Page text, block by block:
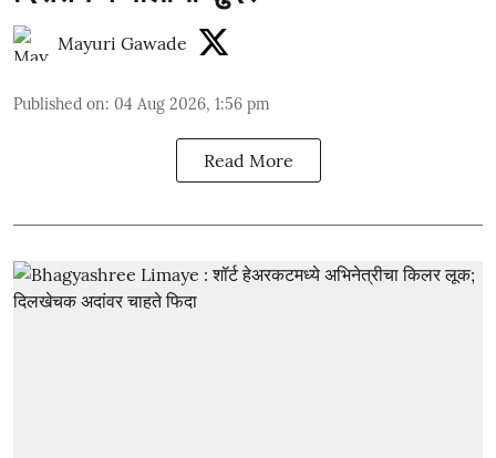
Mayuri Gawade
Published on: 04 Aug 2026, 1:56 pm
Read More